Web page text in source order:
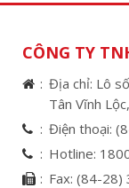
CÔNG TY
Địa chỉ: Lô
Tân Vĩnh
Điện thoại:
Hotline:
Fax: (84-28)